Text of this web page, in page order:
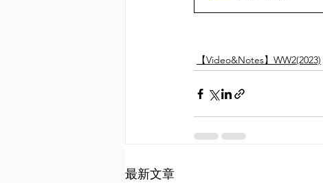
【Video&Notes】WW2(2023)
最新文章